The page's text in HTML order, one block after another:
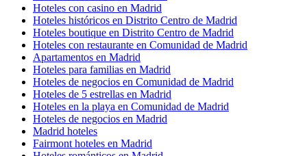
Hoteles con casino en Madrid
Hoteles históricos en Distrito Centro de Madrid
Hoteles boutique en Distrito Centro de Madrid
Hoteles con restaurante en Comunidad de Madrid
Apartamentos en Madrid
Hoteles para familias en Madrid
Hoteles de negocios en Comunidad de Madrid
Hoteles de 5 estrellas en Madrid
Hoteles en la playa en Comunidad de Madrid
Hoteles de negocios en Madrid
Madrid hoteles
Fairmont hoteles en Madrid